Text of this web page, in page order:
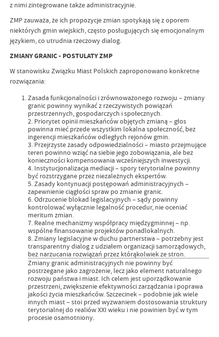
z nimi zintegrowane także administracyjnie.
ZMP zauważa, że ich propozycje zmian spotykają się z oporem
niektórych gmin wiejskich, często posługujących się emocjonalnym
językiem, co utrudnia rzeczowy dialog.
ZMIANY GRANIC - POSTULATY ZMP
W stanowisku Związku Miast Polskich zaproponowano konkretne
rozwiązania:
Zasada funkcjonalności i zrównoważonego rozwoju – zmiany
granic powinny wynikać z rzeczywistych powiązań
przestrzennych, gospodarczych i społecznych.
2. Priorytet opinii mieszkańców objętych zmianą – głos
powinna mieć przede wszystkim lokalna społeczność, bez
ingerencji mieszkańców odległych rejonów gmin.
3. Przejrzyste zasady odpowiedzialności – miasto przejmujące
teren powinno wziąć na siebie jego zobowiązania, ale bez
konieczności kompensowania wcześniejszych inwestycji.
4. Instytucjonalizacja mediacji – spory terytorialne powinny
być rozstrzygane przez niezależnych ekspertów.
5. Zasady kontynuacji postępowań administracyjnych –
zapewnienie ciągłości spraw po zmianie granic.
6. Odrzucenie blokad legislacyjnych – sądy powinny
kontrolować wyłącznie legalność procedur, nie oceniać
meritum zmian.
7. Realne mechanizmy współpracy międzygminnej – np.
wspólne finansowanie projektów ponadlokalnych.
8. Zmiany legislacyjne w duchu partnerstwa – potrzebny jest
transparentny dialog z udziałem organizacji samorządowych,
bez narzucania rozwiązań przez którąkolwiek ze stron.
Zmiany granic administracyjnych nie powinny być
postrzegane jako zagrożenie, lecz jako element naturalnego
rozwoju państwa i miast. Ich celem jest uporządkowanie
przestrzeni, zwiększenie efektywności zarządzania i poprawa
jakości życia mieszkańców. Szczecinek – podobnie jak wiele
innych miast – stoi przed wyzwaniem dostosowania struktury
terytorialnej do realiów XXI wieku i nie powinien być w tym
procesie osamotniony.